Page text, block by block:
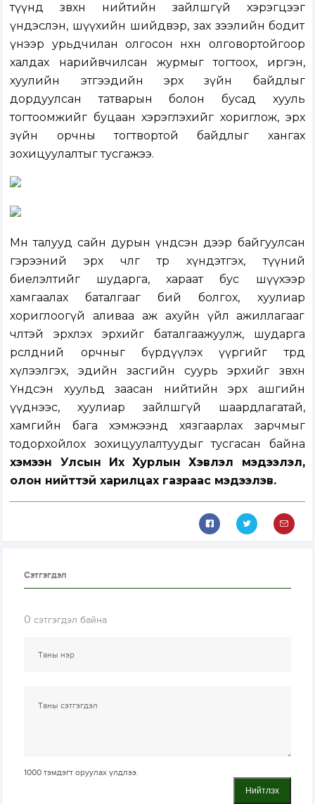
түүнд зөвхөн нийтийн зайлшгүй хэрэгцээг
үндэслэн, шүүхийн шийдвэр, зах зээлийн бодит
үнээр урьдчилан олгосон нөхөн олговортойгоор
халдах нарийвчилсан журмыг тогтоох, иргэн,
хуулийн этгээдийн эрх зүйн байдлыг
дордуулсан татварын болон бусад хууль
тогтоомжийг буцаан хэрэглэхийг хориглож, эрх
зүйн орчны тогтвортой байдлыг хангах
зохицуулалтыг тусгажээ.
Мөн талууд сайн дурын үндсэн дээр байгуулсан
гэрээний эрх чөлөөг төр хүндэтгэх, түүний
биелэлтийг шударга, хараат бус шүүхээр
хамгаалах баталгааг бий болгох, хуулиар
хориглоогүй аливаа аж ахуйн үйл ажиллагааг
чөлөөтэй эрхлэх эрхийг баталгаажуулж, шударга
өрсөлдөөний орчныг бүрдүүлэх үүргийг төрд
хүлээлгэх, эдийн засгийн суурь эрхийг зөвхөн
Үндсэн хуульд заасан нийтийн эрх ашгийн
үүднээс, хуулиар зайлшгүй шаардлагатай,
хамгийн бага хэмжээнд хязгаарлах зарчмыг
тодорхойлох зохицуулалтуудыг тусгасан байна
хэмээн Улсын Их Хурлын Хэвлэл мэдээлэл,
олон нийттэй харилцах газраас мэдээлэв.
Сэтгэгдэл
0 сэтгэгдэл байна
1000 тэмдэгт оруулах үлдлээ.
Нийтлэх